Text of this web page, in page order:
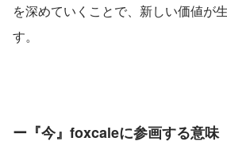
を深めていくことで、新しい価値が
す。
ー『今』foxcaleに参画する意味